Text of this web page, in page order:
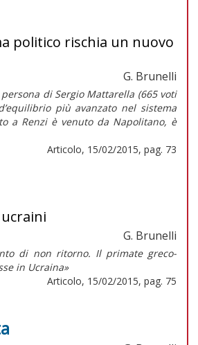
politico rischia un nuovo
G. Brunelli
di Sergio Mattarella (665 voti
più avanzato nel sistema
a Renzi è venuto da Napolitano, è
Articolo, 15/02/2015, pag. 73
G. Brunelli
di non ritorno. Il primate greco-
in Ucraina»
Articolo, 15/02/2015, pag. 75